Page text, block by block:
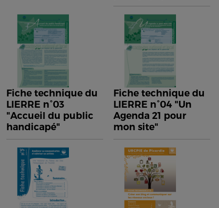
Fiche technique du
LIERRE n°03
"Accueil du public
handicapé"
Fiche technique du
LIERRE n°04 "Un
Agenda 21 pour
mon site"